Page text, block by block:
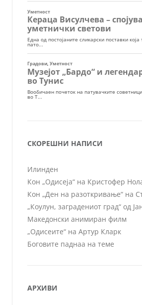
СКОРЕШНИ НАПИСИ
Илинден
Кон „Одисеја“ на Кристофер
Кон „Ден на разоткривање“ на
„Коулун, заградениот град“ од
Македонски анимиран филм
„Одисеите“ на Артур Кларк
Боговите паднаа на теме
АРХИВИ